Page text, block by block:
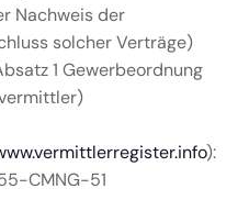
Nachweis der
solcher Verträge)
1 Gewerbeordnung
):
CMNG-51